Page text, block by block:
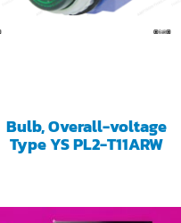
Bulb, Overall-voltage
Type YS PL2-T11ARW